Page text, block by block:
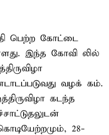
பெற்ற கோட்டை
இந்த கோவி லில்
வழக் கம்.
கடந்த
28-